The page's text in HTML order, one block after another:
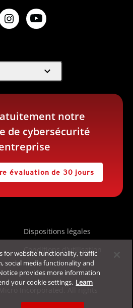
expand_more
notre
de cybersécurité
évaluation de 30 jours
Dispositions légales
Conditions d'utilisation
Incorporated. All rights
for website functionality, traffic
social media functionality and
provides more information
your cookie settings. Learn